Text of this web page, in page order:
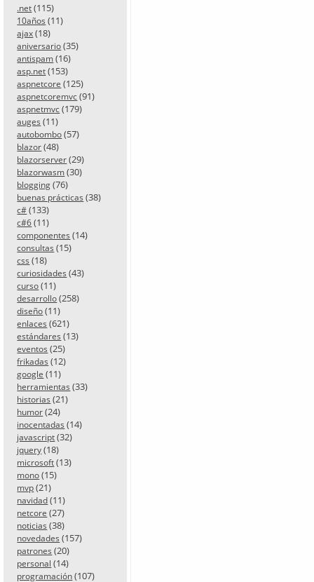
.net (115)
10años (11)
ajax (18)
aniversario (35)
antispam (16)
asp.net (153)
aspnetcore (125)
aspnetcoremvc (91)
aspnetmvc (179)
auges (11)
autobombo (57)
blazor (48)
blazorserver (29)
blazorwasm (30)
blogging (76)
buenas prácticas (38)
c# (133)
c#6 (11)
componentes (14)
consultas (15)
css (18)
curiosidades (43)
curso (11)
desarrollo (258)
diseño (11)
enlaces (621)
estándares (13)
eventos (25)
frikadas (12)
google (11)
herramientas (33)
historias (21)
humor (24)
inocentadas (14)
javascript (32)
jquery (18)
microsoft (13)
mono (15)
mvp (21)
navidad (11)
netcore (27)
noticias (38)
novedades (157)
patrones (20)
personal (14)
programación (107)